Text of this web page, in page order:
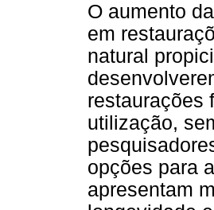
O aumento
em
natural
restaurações
utilização,
opções para
apresentam